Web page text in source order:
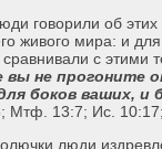
говорили об
живого мира: и
с этими
вы не прогоните
боков ваших, и
Мтф. 13:7; Ис.
люди